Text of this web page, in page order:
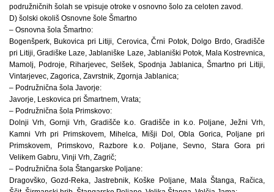
podružničnih šolah se vpisuje otroke v osnovno šolo za celoten zavod.
D) šolski okoliš Osnovne šole Šmartno
– Osnovna šola Šmartno:
Bogenšperk, Bukovica pri Litiji, Cerovica, Črni Potok, Dolgo Brdo, Gradišče
pri Litiji, Gradiške Laze, Jablaniške Laze, Jablaniški Potok, Mala Kostrevnica,
Mamolj, Podroje, Riharjevec, Selšek, Spodnja Jablanica, Šmartno pri Litiji,
Vintarjevec, Zagorica, Zavrstnik, Zgornja Jablanica;
– Podružnična šola Javorje:
Javorje, Leskovica pri Šmartnem, Vrata;
– Podružnična šola Primskovo:
Dolnji Vrh, Gornji Vrh, Gradišče k.o. Gradišče in k.o. Poljane, Ježni Vrh,
Kamni Vrh pri Primskovem, Mihelca, Mišji Dol, Obla Gorica, Poljane pri
Primskovem, Primskovo, Razbore k.o. Poljane, Sevno, Stara Gora pri
Velikem Gabru, Vinji Vrh, Zagrič;
– Podružnična šola Štangarske Poljane:
Dragovško, Gozd-Reka, Jastrebnik, Koške Poljane, Mala Štanga, Račica,